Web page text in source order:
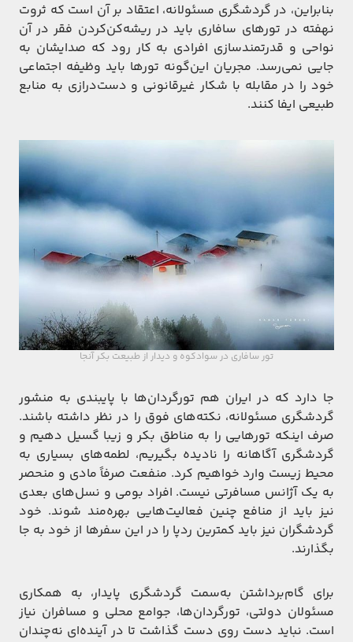
بنابراین، در گردشگری مسئولانه، اعتقاد بر آن است که ثروت
نهفته در تورهای سافاری باید در ریشه‌کن‌کردن فقر در آن
نواحی و قدرتمندسازی افرادی به کار رود که صدایشان به
جایی نمی‌رسد. مجریان این‌گونه تورها باید وظیفه اجتماعی
خود را در مقابله با شکار غیرقانونی و دست‌درازی به منابع
طبیعی ایفا کنند.
تور سافاری در سوادکوه و دیدار از طبیعت بکر آنجا
جا دارد که در ایران هم تورگردان‌ها با پایبندی به منشور
گردشگری مسئولانه، نکته‌های فوق را در نظر داشته باشند.
صرف اینکه تورهایی را به مناطق بکر و زیبا گسیل دهیم و
گردشگری آگاهانه را نادیده بگیریم، لطمه‌های بسیاری به
محیط زیست وارد خواهیم کرد. منفعت صرفاً مادی و منحصر
به یک آژانس مسافرتی نیست. افراد بومی و نسل‌های بعدی
نیز باید از منافع چنین فعالیت‌هایی بهره‌مند شوند. خود
گردشگران نیز باید کمترین ردپا را در این سفرها از خود به جا
بگذارند.
برای گام‌برداشتن به‌سمت گردشگری پایدار، به همکاری
مسئولان دولتی، تورگردان‌ها، جوامع محلی و مسافران نیاز
است. نباید دست روی دست گذاشت تا در آینده‌ای نه‌چندان